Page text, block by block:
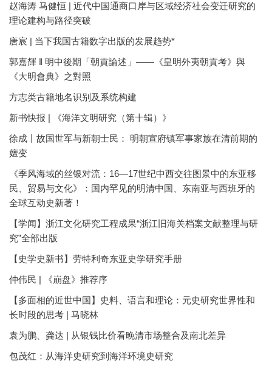
赵海涛 马健恒 | 近代中国通商口岸与区域经济社会变迁研究的
理论建构与路径突破
唐宸 | 当下我国古籍数字出版的发展趋势*
郭嘉輝 ‖ 明中後期「朝貢論述」——《皇明外夷朝貢考》與
《大明會典》之對照
方志类古籍地名识别及系统构建
新书快报 | 《海洋文明研究（第十辑）》
徐成丨故国世军与新朝士民： 明朝宣府镇军事家族在清前期的
嬗变
《季风海域的丝银对流：16—17世纪中西交往图景中的东亚移
民、贸易与文化》：国内罕见的明清中国、东南亚与西班牙的
全球互动史新著！
【学闻】浙江文化研究工程成果“浙江旧海关档案文献整理与研
究”全部出版
【史学史新书】劳特利奇东亚史学研究手册
仲伟民 | 《崩盘》推荐序
【多面相的近世中国】史料、语言和理论：元史研究世界性和
长时段的思考 | 马晓林
袁为鹏、龚达 | 从银钱比价看晚清市场整合及南北差异
包茂红：从海洋史研究到海洋环境史研究